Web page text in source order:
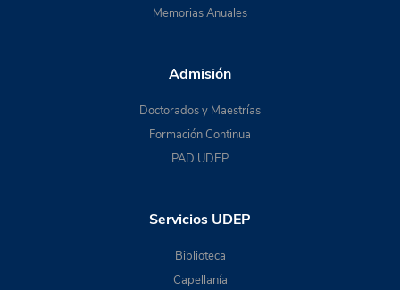
Memorias Anuales
Admisión
Doctorados y Maestrías
Formación Continua
PAD UDEP
Servicios UDEP
Biblioteca
Capellanía